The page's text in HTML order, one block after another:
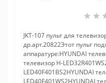
JKT-107 пульт для
др.арт.20822Этот пульт
аппаратуре:HYUNDAI
телевизор H-
LED40F401BS2HYUNDAI